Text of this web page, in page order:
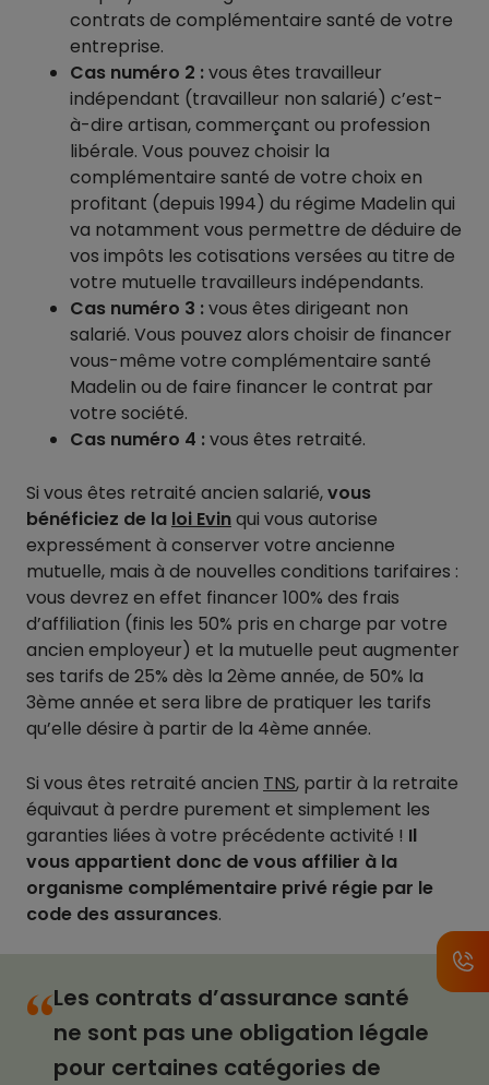
contrats de complémentaire santé de votre
entreprise.
Cas numéro 2 :vous êtes travailleur
indépendant (travailleur non salarié) c’est-
à-dire artisan, commerçant ou profession
libérale. Vous pouvez choisir la
complémentaire santé de votre choix en
profitant (depuis 1994) du régime Madelin qui
va notamment vous permettre de déduire de
vos impôts les cotisations versées au titre de
votre mutuelle travailleurs indépendants.
Cas numéro 3 :vous êtes dirigeant non
salarié. Vous pouvez alors choisir de financer
vous-même votre complémentaire santé
Madelin ou de faire financer le contrat par
votre société.
Cas numéro 4 :vous êtes retraité.
Si vous êtes retraité ancien salarié,vous
bénéficiez de la loi Evinqui vous autorise
expressément à conserver votre ancienne
mutuelle, mais à de nouvelles conditions tarifaires :
vous devrez en effet financer 100% des frais
d’affiliation (finis les 50% pris en charge par votre
ancien employeur) et la mutuelle peut augmenter
ses tarifs de 25% dès la 2ème année, de 50% la
3ème année et sera libre de pratiquer les tarifs
qu’elle désire à partir de la 4ème année.
Si vous êtes retraité ancien TNS, partir à la retraite
équivaut à perdre purement et simplement les
garanties liées à votre précédente activité ! Il
vous appartient donc de vous affilier à la
organisme complémentaire privé régie par le
code des assurances.
“Les contrats d’assurance santé
ne sont pas une obligation légale
pour certaines catégories de